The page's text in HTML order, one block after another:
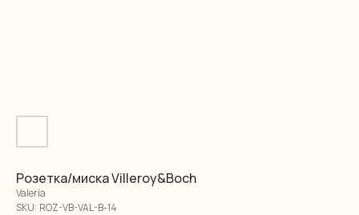
Розетка/миска Villeroy&Boch
Valeria
SKU: ROZ-VB-VAL-B-14